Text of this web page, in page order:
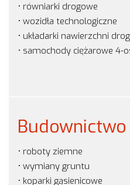
• równiarki drogowe
• wozidła technologiczne
• układarki nawierzchni
• samochody ciężarowe 4-
• roboty ziemne
• wymiany gruntu
• koparki gąsienicowe